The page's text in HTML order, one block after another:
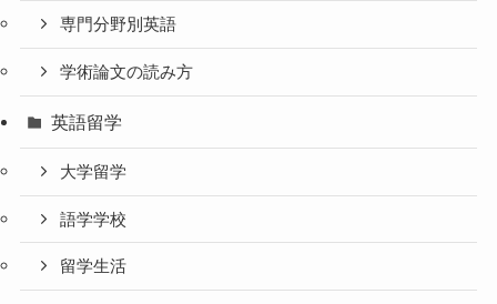
専門分野別英語
学術論文の読み方
英語留学
大学留学
語学学校
留学生活